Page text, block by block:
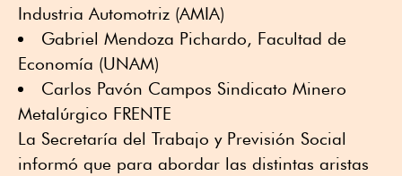
Industria Automotriz (AMIA)
Gabriel Mendoza Pichardo, Facultad de
Economía (UNAM)
Carlos Pavón Campos Sindicato Minero
Metalúrgico FRENTE
La Secretaría del Trabajo y Previsión Social
informó que para abordar las distintas aristas